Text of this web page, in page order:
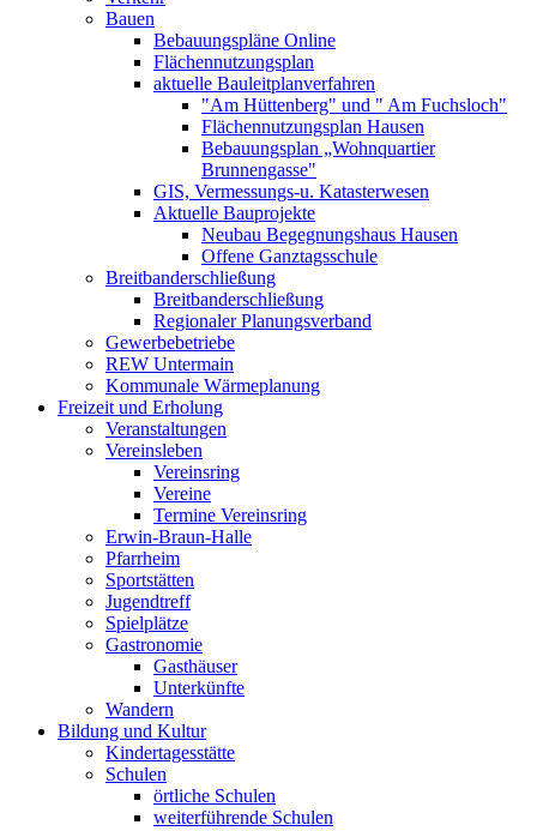
Bauen
Bebauungspläne Online
Flächennutzungsplan
aktuelle Bauleitplanverfahren
"Am Hüttenberg" und " Am Fuchsloch"
Flächennutzungsplan Hausen
Bebauungsplan „Wohnquartier
Brunnengasse"
GIS, Vermessungs-u. Katasterwesen
Aktuelle Bauprojekte
Neubau Begegnungshaus Hausen
Offene Ganztagsschule
Breitbanderschließung
Breitbanderschließung
Regionaler Planungsverband
Gewerbebetriebe
REW Untermain
Kommunale Wärmeplanung
Freizeit und Erholung
Veranstaltungen
Vereinsleben
Vereinsring
Vereine
Termine Vereinsring
Erwin-Braun-Halle
Pfarrheim
Sportstätten
Jugendtreff
Spielplätze
Gastronomie
Gasthäuser
Unterkünfte
Wandern
Bildung und Kultur
Kindertagesstätte
Schulen
örtliche Schulen
weiterführende Schulen